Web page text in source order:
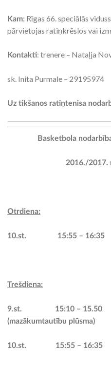
Kam: Rīgas 66. speciālās
pārvietojas ratiņkrēslos vai
Kontakti: trenere – Nataļja
sk. Inita Purmale – 29195974
Uz tikšanos ratiņtenisa
Basketbola
2016./2017.
Otrdiena:
10.st. 15:55 – 16:35
Trešdiena:
9.st. 15:10 – 15.50
(mazākumtautību plūsma)
10.st. 15:55 – 16:35